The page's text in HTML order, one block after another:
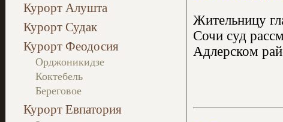
Курорт Алушта
Курорт Судак
Курорт Феодосия
Орджоникидзе
Коктебель
Береговое
Курорт Евпатория
Жительницу
Сочи суд
Адлерском